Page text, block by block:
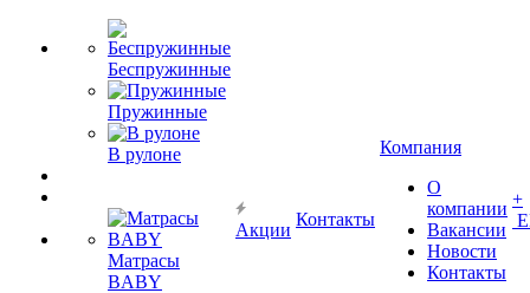
Беспружинные
Пружинные
В рулоне
Матрасы
BABY
Акции
Контакты
Компания
О
компании
Вакансии
Новости
Контакты
+